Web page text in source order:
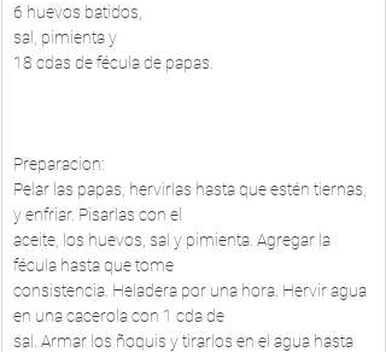
6 huevos batidos,
sal, pimienta y
18 cdas de fécula de papas.
Preparacion:
Pelar las papas, hervirlas hasta que estén tiernas,
y enfriar. Pisarlas con el
aceite, los huevos, sal y pimienta. Agregar la
fécula hasta que tome
consistencia. Heladera por una hora. Hervir agua
en una cacerola con 1 cda de
sal. Armar los ñoquis y tirarlos en el agua hasta